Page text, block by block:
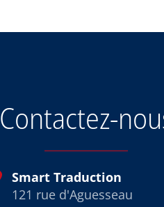
Contactez-
Smart Traduction
121 rue d'Aguesseau